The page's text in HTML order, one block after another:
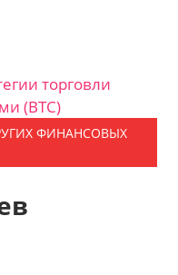
торговли
(BTC)
ФИНАНСОВЫХ